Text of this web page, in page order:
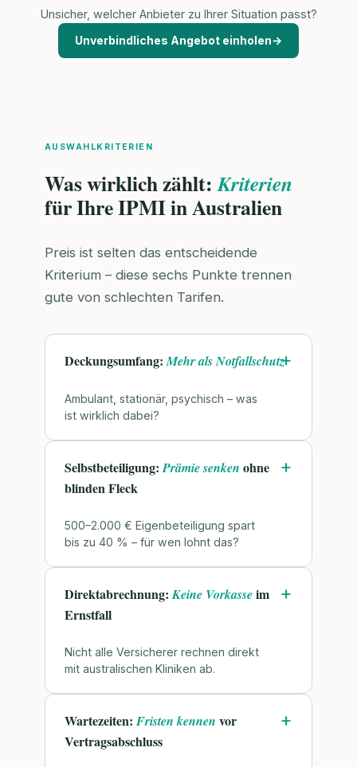
Unsicher, welcher Anbieter zu Ihrer Situation passt?
Unverbindliches Angebot einholen→
AUSWAHLKRITERIEN
Was wirklich zählt:Kriterien
für Ihre IPMI in Australien
Preis ist selten das entscheidende
Kriterium – diese sechs Punkte trennen
gute von schlechten Tarifen.
Deckungsumfang:Mehr als Notfallschutz
Ambulant, stationär, psychisch – was
ist wirklich dabei?
Selbstbeteiligung:Prämie senken ohne
blinden Fleck
500–2.000 € Eigenbeteiligung spart
bis zu 40 % – für wen lohnt das?
Direktabrechnung:Keine Vorkasseim
Ernstfall
Nicht alle Versicherer rechnen direkt
mit australischen Kliniken ab.
Wartezeiten: Fristen kennen vor
Vertragsabschluss